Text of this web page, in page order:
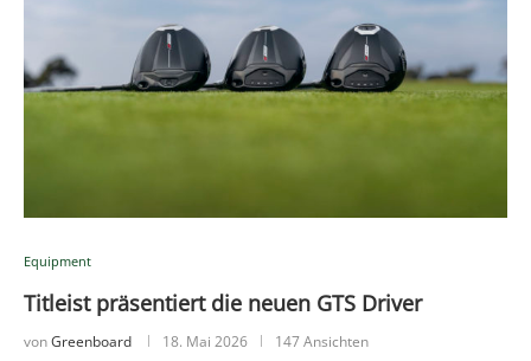
Equipment
Titleist präsentiert die neuen GTS Driver
vonGreenboard 18. Mai 2026 147 Ansichten